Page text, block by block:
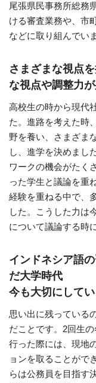
尾張県民事務所総務
ける審査業務や、市
などに取り組んでい
さまざまな視点
な視点や調整力
高校生の時から現代
た。進路を考えた時
野を養い、さまざま
し、進学を決めまし
ワークの機会がたく
った学生と議論を重
経験を重ねる中で、
した。こうした力は
について議論する時
インドネシア語
だ大学時代
今も大切にして
思い出に残っている
だことです。2回生
行った際には、現地
ョンを取ることがで
らは公務員を目指す